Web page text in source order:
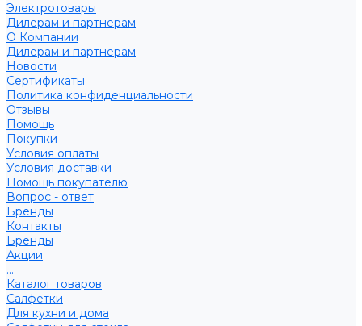
Электротовары
Дилерам и партнерам
О Компании
Дилерам и партнерам
Новости
Сертификаты
Политика конфиденциальности
Отзывы
Помощь
Покупки
Условия оплаты
Условия доставки
Помощь покупателю
Вопрос - ответ
Бренды
Контакты
Бренды
Акции
...
Каталог товаров
Салфетки
Для кухни и дома